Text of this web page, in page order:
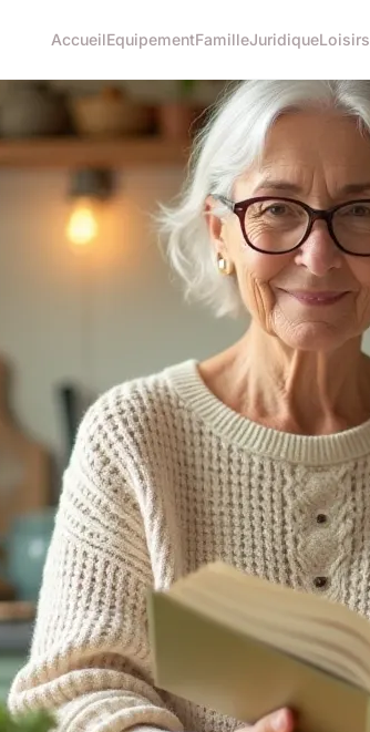
AccueilEquipementFamilleJuridiqueLoisirs